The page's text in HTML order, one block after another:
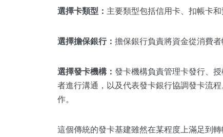
選擇卡類型： 主要類型包括信用卡、扣帳卡
選擇擔保銀行： 擔保銀行負責將資金從消費
選擇發卡機構： 發卡機構負責管理卡發行、
者進行溝通，以及代表發卡銀行協調發卡流
作。
這個傳統的發卡基建雖然在某程度上滿足到